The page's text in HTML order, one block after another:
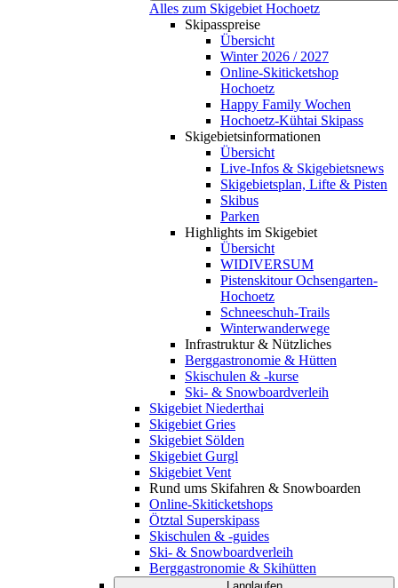
Alles zum Skigebiet Hochoetz
Skipasspreise
Übersicht
Winter 2026 / 2027
Online-Skiticketshop
Hochoetz
Happy Family Wochen
Hochoetz-Kühtai Skipass
Skigebietsinformationen
Übersicht
Live-Infos & Skigebietsnews
Skigebietsplan, Lifte & Pisten
Skibus
Parken
Highlights im Skigebiet
Übersicht
WIDIVERSUM
Pistenskitour Ochsengarten-
Hochoetz
Schneeschuh-Trails
Winterwanderwege
Infrastruktur & Nützliches
Berggastronomie & Hütten
Skischulen & -kurse
Ski- & Snowboardverleih
Skigebiet Niederthai
Skigebiet Gries
Skigebiet Sölden
Skigebiet Gurgl
Skigebiet Vent
Rund ums Skifahren & Snowboarden
Online-Skiticketshops
Ötztal Superskipass
Skischulen & -guides
Ski- & Snowboardverleih
Berggastronomie & Skihütten